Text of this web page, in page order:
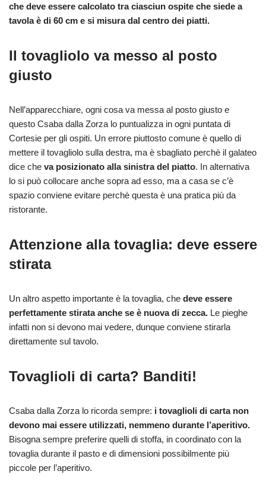
che deve essere calcolato tra ciasciun ospite che siede a
tavola è di 60 cm e si misura dal centro dei piatti.
Il tovagliolo va messo al posto
giusto
Nell’apparecchiare, ogni cosa va messa al posto giusto e
questo Csaba dalla Zorza lo puntualizza in ogni puntata di
Cortesie per gli ospiti. Un errore piuttosto comune è quello di
mettere il tovagliolo sulla destra, ma è sbagliato perchè il galateo
dice che va posizionato alla sinistra del piatto. In alternativa
lo si può collocare anche sopra ad esso, ma a casa se c’è
spazio conviene evitare perchè questa è una pratica più da
ristorante.
Attenzione alla tovaglia: deve essere
stirata
Un altro aspetto importante è la tovaglia, che deve essere
perfettamente stirata anche se è nuova di zecca. Le pieghe
infatti non si devono mai vedere, dunque conviene stirarla
direttamente sul tavolo.
Tovaglioli di carta? Banditi!
Csaba dalla Zorza lo ricorda sempre: i tovaglioli di carta non
devono mai essere utilizzati, nemmeno durante l’aperitivo.
Bisogna sempre preferire quelli di stoffa, in coordinato con la
tovaglia durante il pasto e di dimensioni possibilmente più
piccole per l’aperitivo.